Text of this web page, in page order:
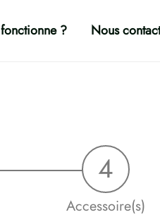
? Nous
Accessoire(s)